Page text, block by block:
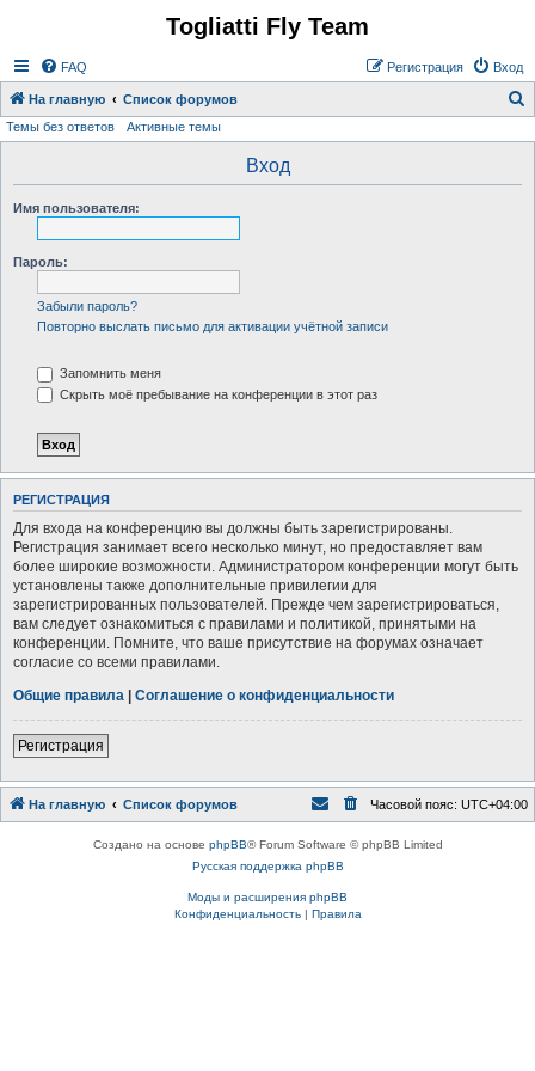
Togliatti Fly Team
FAQ Вход
Регистрация
На главную Список форумов
Темы без ответов Активные темы
Вход
Имя пользователя:
Пароль:
Забыли пароль?
Повторно выслать письмо для активации учётной записи
Запомнить меня
Скрыть моё пребывание на конференции в этот раз
РЕГИСТРАЦИЯ
Для входа на конференцию вы должны быть зарегистрированы.
Регистрация занимает всего несколько минут, но предоставляет вам
более широкие возможности. Администратором конференции могут быть
установлены также дополнительные привилегии для
зарегистрированных пользователей. Прежде чем зарегистрироваться,
вам следует ознакомиться с правилами и политикой, принятыми на
конференции. Помните, что ваше присутствие на форумах означает
согласие со всеми правилами.
Общие правила | Соглашение о конфиденциальности
Регистрация
На главную Список форумов Часовой пояс: UTC+04:00
Создано на основе phpBB® Forum Software © phpBB Limited
Русская поддержка phpBB
Моды и расширения phpBB
Конфиденциальность| Правила